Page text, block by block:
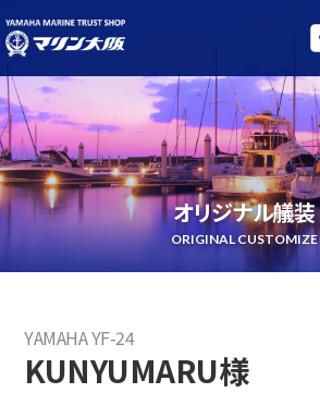
新艇情報
オリジナル艤装
更新講習
オリジナル艤装
ORIGINAL CUSTOMIZE
YAMAHA YF-24
KUNYUMARU様